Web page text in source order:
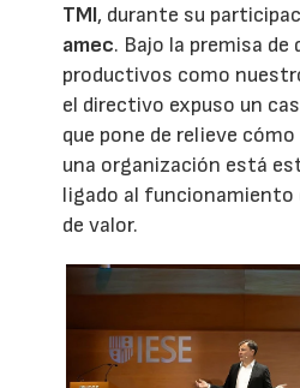
TMI, durante su
amec. Bajo la premisa de
productivos como
el directivo expuso un
que pone de relieve
una organización está
ligado al funcionamiento
de valor.